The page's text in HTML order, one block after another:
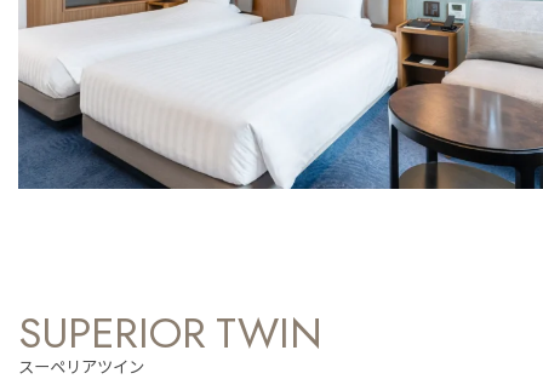
SUPERIOR TWIN
スーペリアツイン